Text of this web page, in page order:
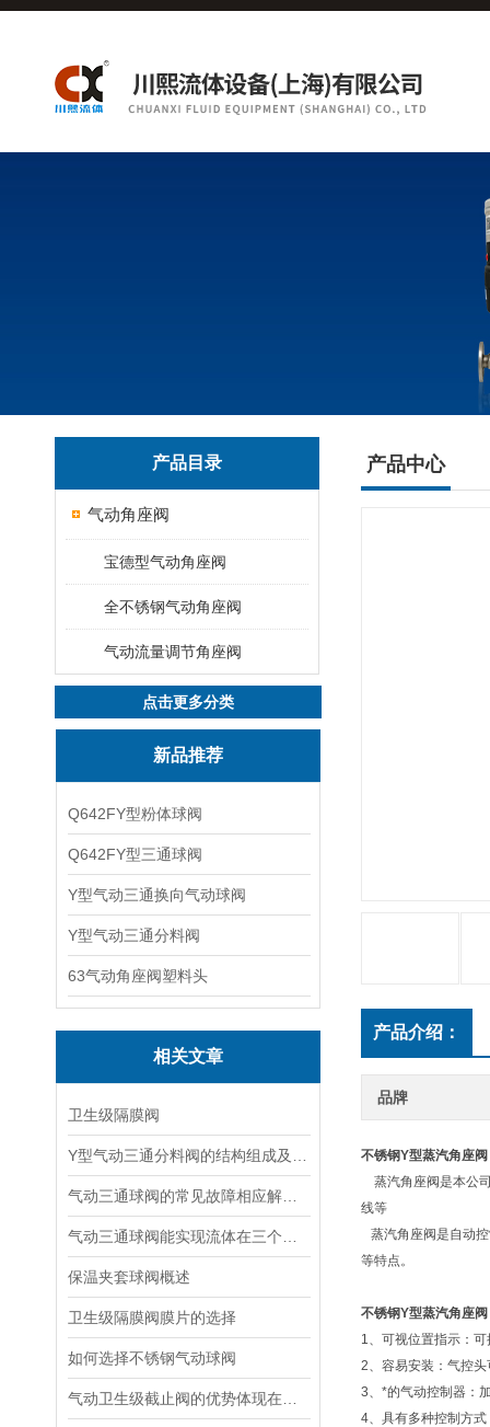
产品目录
气动角座阀
宝德型气动角座阀
全不锈钢气动角座阀
气动流量调节角座阀
点击更多分类
新品推荐
Q642FY型粉体球阀
Q642FY型三通球阀
Y型气动三通换向气动球阀
Y型气动三通分料阀
63气动角座阀塑料头
相关文章
卫生级隔膜阀
保温夹套球阀概述
卫生级隔膜阀膜片的选择
如何选择不锈钢气动球阀
产品中心
产品介绍：
品牌
不锈钢Y型蒸汽角座阀
蒸汽角座阀是本公
线等
蒸汽角座阀是自动
等特点。
不锈钢Y型蒸汽角座阀
1、可视位置指示：
2、容易安装：气控
3、*的气动控制器：
4、具有多种控制方